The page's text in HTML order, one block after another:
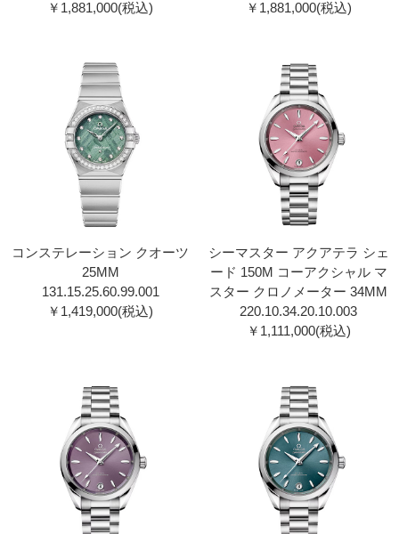
￥1,881,000(税込) ￥1,881,000(税込)
コンステレーション クオーツ
25MM
131.15.25.60.99.00 1
￥1,419,000(税込)
シーマスター アクアテラ シェ
ード 150M コーアクシャル マ
スター クロノメーター 34MM
220.10.34.20.10.00 3
￥1,111,000(税込)